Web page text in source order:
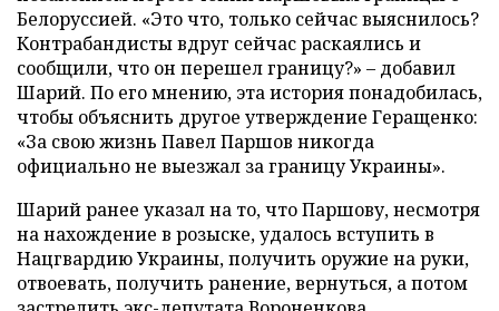
Белоруссией. «Это что, только сейчас выяснилось?
Контрабандисты вдруг сейчас раскаялись и
сообщили, что он перешел границу?» – добавил
Шарий. По его мнению, эта история понадобилась,
чтобы объяснить другое утверждение Геращенко:
«За свою жизнь Павел Паршов никогда
официально не выезжал за границу Украины».
Шарий ранее указал на то, что Паршову, несмотря
на нахождение в розыске, удалось вступить в
Нацгвардию Украины, получить оружие на руки,
отвоевать, получить ранение, вернуться, а потом